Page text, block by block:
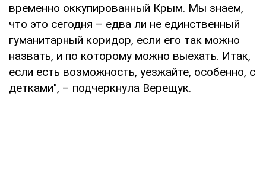
временно оккупированный Крым. Мы знаем,
что это сегодня – едва ли не единственный
гуманитарный коридор, если его так можно
назвать, и по которому можно выехать. Итак,
если есть возможность, уезжайте, особенно, с
детками", – подчеркнула Верещук.